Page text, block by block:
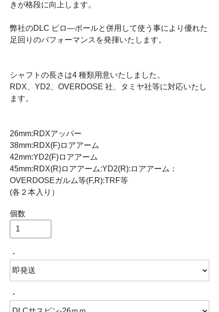
きが格段に向上します。
弊社のDLC ピロ―ボールと併用して使う事により優れた
足回りのパフォーマンスを発揮いたします。
シャフトの長さは4 種類用意いたしました。
RDX、YD2、OVERDOSE 社、タミヤ社等に対応いたし
ます。
26mm:RDXアッパー
38mm:RDX(F)ロアアーム
42mm:YD2(F)ロアアーム
45mm:RDX(R)ロアアーム:YD2(R):ロアアーム：
OVERDOSEガルム等(F,R):TRF等
(各２本入り）
個数
・
・